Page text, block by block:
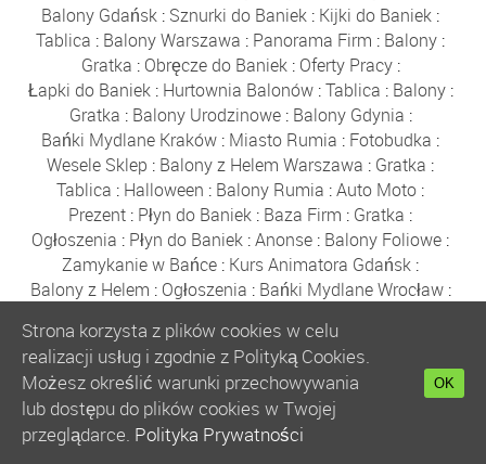
Balony Gdańsk : Sznurki do Baniek : Kijki do Baniek :
Tablica : Balony Warszawa : Panorama Firm : Balony :
Gratka : Obręcze do Baniek: Oferty Pracy:
Łapki do Baniek: Hurtownia Balonów:Tablica : Balony:
Gratka : Balony Urodzinowe: Balony Gdynia :
Bańki Mydlane Kraków : Miasto Rumia : Fotobudka :
Wesele Sklep : Balony z Helem Warszawa : Gratka :
Tablica : Halloween : Balony Rumia :Auto Moto :
Prezent : Płyn do Baniek : Baza Firm : Gratka :
Ogłoszenia : Płyn do Baniek :Anonse : Balony Foliowe :
Zamykanie w Bańce : Kurs Animatora Gdańsk :
Balony z Helem : Ogłoszenia : Bańki Mydlane Wrocław:
:Hel do Balonów:Gdańsk:Bańki Mydlane
Balony na Hel:Dekoracje Weselne:
Jak zrobić Płyn do Baniek:Wesele:Tablica
Pomysł na Prezent:Tańce Animacyjne
Wyjątkowy Prezent:Balony z Helem Rumia
Strona korzysta z plików cookies w celu
realizacji usług i zgodnie z Polityką Cookies.
Możesz określić warunki przechowywania
lub dostępu do plików cookies w Twojej
przeglądarce. Polityka Prywatności
OK